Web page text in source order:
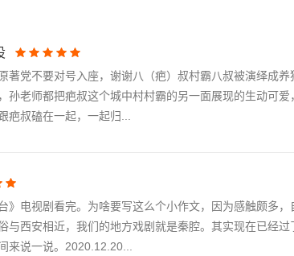
著党不要对号入座，谢谢八（疤）叔村霸八叔被演绎成
孙老师都把疤叔这个城中村村霸的另一面展现的生动可
疤叔磕在一起，一起归...
》电视剧看完。为啥要写这么个小作文，因为感触颇多
与西安相近，我们的地方戏剧就是秦腔。其实现在已经
来说一说。2020.12.20...